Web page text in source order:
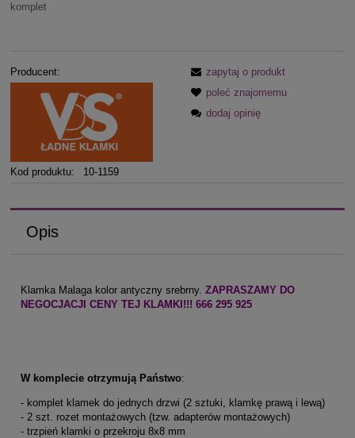
komplet
Producent:
Kod produktu: 10-1159
zapytaj o produkt
poleć znajomemu
dodaj opinię
Opis
Klamka Malaga kolor antyczny srebrny. ZAPRASZAMY DO
NEGOCJACJI CENY TEJ KLAMKI!!! 666 295 925
W komplecie otrzymują Państwo:
- komplet klamek do jednych drzwi (2 sztuki, klamkę prawą i lewą)
- 2 szt. rozet montażowych (tzw. adapterów montażowych)
- trzpień klamki o przekroju 8x8 mm